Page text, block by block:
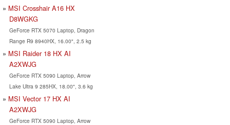
MSI Crosshair A16 HX
D8WGKG
GeForce RTX 5070 Laptop, Dragon
Range R9 8940HX, 16.00", 2.5 kg
MSI Raider 18 HX AI
A2XWJG
GeForce RTX 5090 Laptop, Arrow
Lake Ultra 9 285HX, 18.00", 3.6 kg
MSI Vector 17 HX AI
A2XWJG
GeForce RTX 5090 Laptop, Arrow